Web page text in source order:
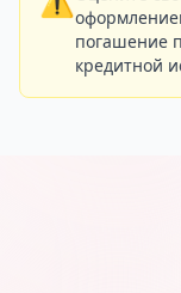
погашение
кредитной